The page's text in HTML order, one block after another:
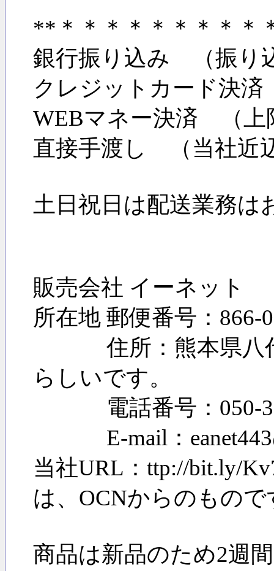
**＊＊＊＊＊＊＊＊＊
銀行振り込み （振り
クレジットカード決
WEBマネー決済 （上
直接手渡し （当社近
土日祝日は配送業務は
販売会社 イーネット
所在地 郵便番号：866-
住所：熊本県八代
らしいです。
電話番号：050-
E-mail：
当社URL：ttp://
は、OCNからのもので
商品は新品のため2週